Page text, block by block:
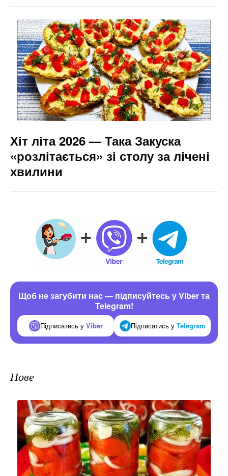
Хіт літа 2026 — Така Закуска
«розлітається» зі столу за лічені
хвилини
Щоб не загубити нас — підписуйтесь у Viber та
Telegram!
Підписатись у Viber Підписатись у Telegram
Нове